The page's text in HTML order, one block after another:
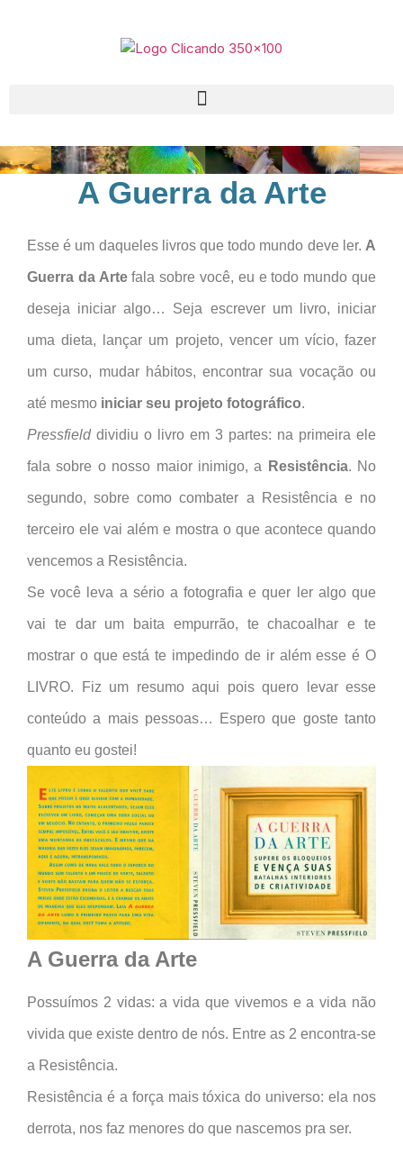
A Guerra da Arte
Esse é um daqueles livros que todo mundo deve ler. A
Guerra da Artefala sobre você, eu e todo mundo que
deseja iniciar algo… Seja escrever um livro, iniciar
uma dieta, lançar um projeto, vencer um vício, fazer
um curso, mudar hábitos, encontrar sua vocação ou
até mesmo iniciar seu projeto fotográfico.
Pressfielddividiu o livro em 3 partes: na primeira ele
fala sobre o nosso maior inimigo, a Resistência. No
segundo, sobre como combater a Resistência e no
terceiro ele vai além e mostra o que acontece quando
vencemos a Resistência.
Se você leva a sério a fotografia e quer ler algo que
vai te dar um baita empurrão, te chacoalhar e te
mostrar o que está te impedindo de ir além esse é O
LIVRO. Fiz um resumo aqui pois quero levar esse
conteúdo a mais pessoas… Espero que goste tanto
quanto eu gostei!
A Guerra da Arte
Possuímos 2 vidas: a vida que vivemos e a vida não
vivida que existe dentro de nós. Entre as 2 encontra-se
a Resistência.
Resistência é a força mais tóxica do universo: ela nos
derrota, nos faz menores do que nascemos pra ser.